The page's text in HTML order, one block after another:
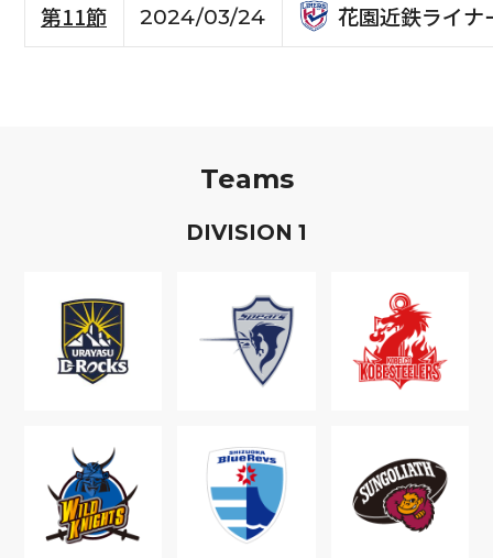
第11節
2024/03/24 花園近鉄ライナ
Teams
DIVISION 1